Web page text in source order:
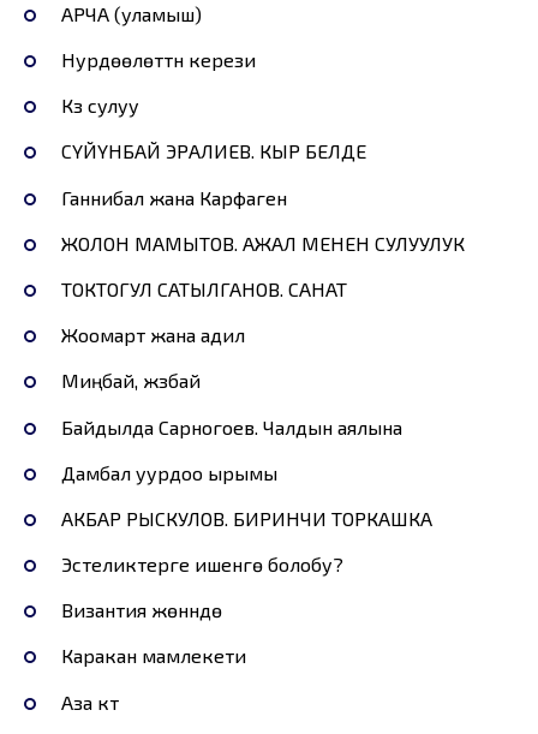
АРЧА (уламыш)
Нурдөөлөттүн керези
Күз сулуу
СҮЙҮНБАЙ ЭРАЛИЕВ. КЫР БЕЛДЕ
Ганнибал жана Карфаген
ЖОЛОН МАМЫТОВ. АЖАЛ МЕНЕН СУЛУУЛУК
ТОКТОГУЛ САТЫЛГАНОВ. САНАТ
Жоомарт жана адил
Миңбай, жүзбай
Байдылда Сарногоев. Чалдын аялына
Дамбал уурдоо ырымы
АКБАР РЫСКУЛОВ. БИРИНЧИ ТОРКАШКА
Эстеликтерге ишенүүгө болобу?
Византия жөнүндө
Каракан мамлекети
Аза күтүү